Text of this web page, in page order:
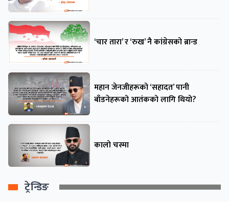
‘चार तारा’ र ‘रुख’ नै कांग्रेसको ब्रान्ड
महान जेनजीहरूको ‘सहादत’ पानी
बाँडनेहरूको आतंकको लागि थियो?
कालो चस्मा
ट्रेन्डिङ